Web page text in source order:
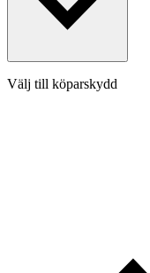
Välj till köparskydd